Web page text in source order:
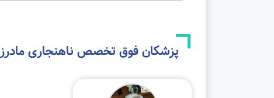
پزشکان فوق تخصص ناهنجاری